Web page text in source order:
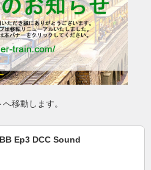
移動します。
Ep3 DCC Sound